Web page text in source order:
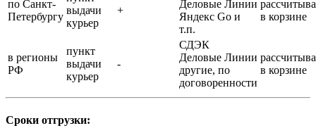
по Санкт-
Петербургу
выдачи
курьер
+
Деловые Линии
Яндекс Go и
т.п.
в корзине
в регионы
РФ
пункт
выдачи
курьер
-
СДЭК
Деловые Линии
другие, по
договоренности
в корзине
Сроки отгрузки: